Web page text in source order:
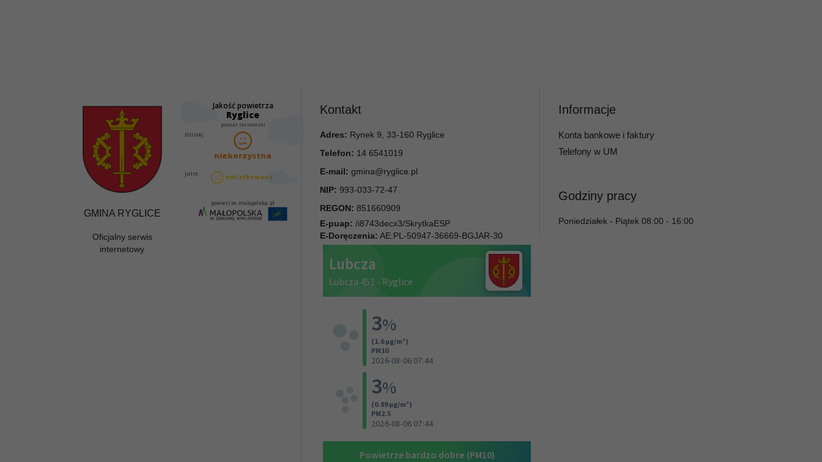
GMINA RYGLICE
Oficjalny serwis
internetowy
Kontakt
Adres: Rynek 9, 33-160 Ryglice
Telefon: 14 6541019
E-mail: gmina@ryglice.pl
NIP: 993-033-72-47
REGON: 851660909
E-puap: /i8743decx3/SkrytkaESP
E-Doręczenia: AE:PL-50947-36669-BGJAR-30
Informacje
Konta bankowe i faktury
Telefony w UM
Godziny pracy
Poniedziałek - Piątek 08:00 - 16:00